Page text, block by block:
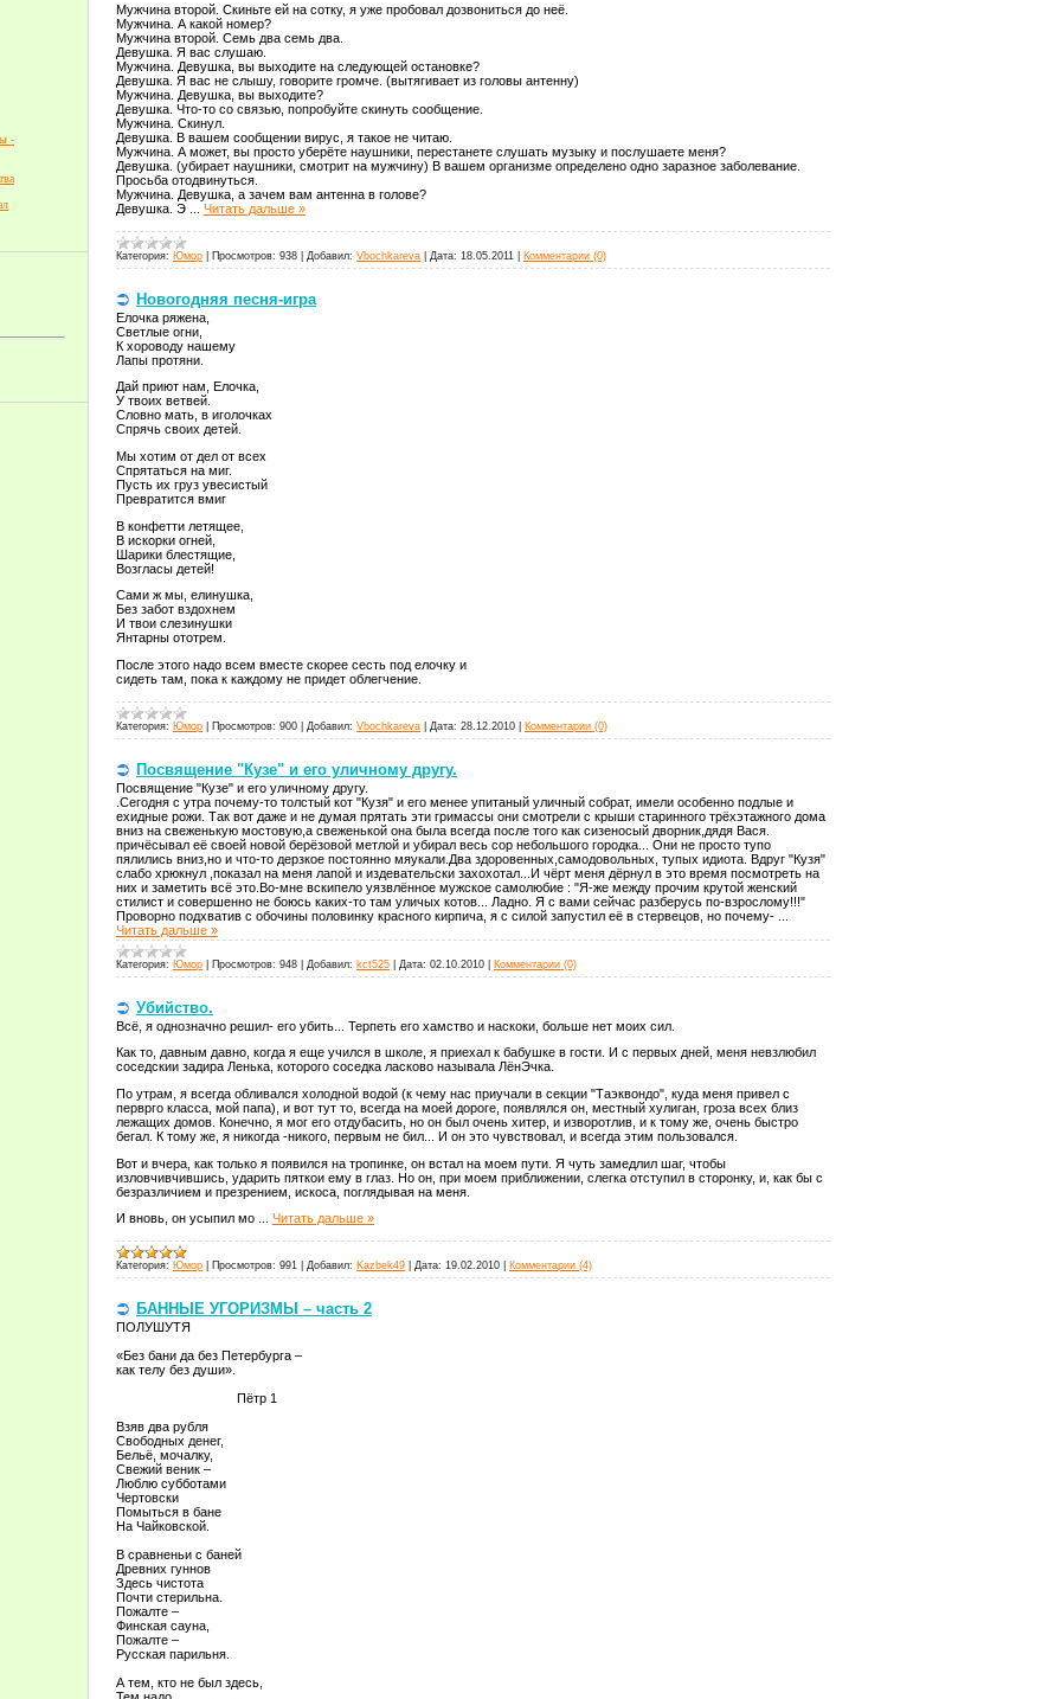
-
Мужчина второй. Скиньте ей на сотку, я уже пробовал дозвониться до неё.
Мужчина. А какой номер?
Мужчина второй. Семь два семь два.
Девушка. Я вас слушаю.
Мужчина. Девушка, вы выходите на следующей остановке?
Девушка. Я вас не слышу, говорите громче. (вытягивает из головы антенну)
Мужчина. Девушка, вы выходите?
Девушка. Что-то со связью, попробуйте скинуть сообщение.
Мужчина. Скинул.
Девушка. В вашем сообщении вирус, я такое не читаю.
Мужчина. А может, вы просто уберёте наушники, перестанете слушать музыку и послушаете меня?
Девушка. (убирает наушники, смотрит на мужчину) В вашем организме определено одно заразное заболевание.
Просьба отодвинуться.
Мужчина. Девушка, а зачем вам антенна в голове?
Девушка. Э
Читать дальше »
Категория: Юмор Просмотров: 938 Добавил: Vbochkareva Дата: 18.05.2011 Комментарии (0)
Новогодняя песня-игра
Елочка ряжена,
Светлые огни,
К хороводу нашему
Лапы протяни.
Дай приют нам, Елочка,
У твоих ветвей.
Словно мать, в иголочках
Спрячь своих детей.
Мы хотим от дел от всех
Спрятаться на миг.
Пусть их груз увесистый
Превратится вмиг
В конфетти летящее,
В искорки огней,
Шарики блестящие,
Возгласы детей!
Сами ж мы, елинушка,
Без забот вздохнем
И твои слезинушки
Янтарны ототрем.
После этого надо всем вместе скорее сесть под елочку и
сидеть там, пока к каждому не придет облегчение.
Категория: Юмор Просмотров: 900 Добавил: Vbochkareva Дата: 28.12.2010 Комментарии (0)
Посвящение "Кузе" и его уличному другу.
Посвящение "Кузе" и его уличному другу.
.Сегодня с утра почему-то толстый кот "Кузя" и его менее упитаный уличный собрат, имели особенно подлые и
ехидные рожи. Так вот даже и не думая прятать эти гримассы они смотрели с крыши старинного трёхэтажного дома
вниз на свеженькую мостовую,а свеженькой она была всегда после того как сизеносый дворник,дядя Вася.
причёсывал её своей новой берёзовой метлой и убирал весь сор небольшого городка... Они не просто тупо
пялились вниз,но и что-то дерзкое постоянно мяукали.Два здоровенных,самодовольных, тупых идиота. Вдруг "Кузя"
слабо хрюкнул ,показал на меня лапой и издевательски захохотал...И чёрт меня дёрнул в это время посмотреть на
них и заметить всё это.Во-мне вскипело уязвлённое мужское самолюбие : "Я-же между прочим крутой женский
стилист и совершенно не боюсь каких-то там уличых котов... Ладно. Я с вами сейчас разберусь по-взрослому!!!"
Проворно подхватив с обочины половинку красного кирпича, я с силой запустил её в стервецов, но почему-
Читать дальше »
Категория: Юмор Просмотров: 948 Добавил: kct525 Дата: 02.10.2010 Комментарии (0)
Убийство.
Всё, я однозначно решил- его убить... Терпеть его хамство и наскоки, больше нет моих сил.
Как то, давным давно, когда я еще учился в школе, я приехал к бабушке в гости. И с первых дней, меня невзлюбил
соседскии задира Ленька, которого соседка ласково называла ЛёнЭчка.
По утрам, я всегда обливался холодной водой (к чему нас приучали в секции "Таэквондо", куда меня привел с
перврго класса, мой папа), и вот тут то, всегда на моей дороге, появлялся он, местный хулиган, гроза всех близ
лежащих домов. Конечно, я мог его отдубасить, но он был очень хитер, и изворотлив, и к тому же, очень быстро
бегал. К тому же, я никогда -никого, первым не бил... И он это чувствовал, и всегда этим пользовался.
Вот и вчера, как только я появился на тропинке, он встал на моем пути. Я чуть замедлил шаг, чтобы
изловчивчившись, ударить пяткои ему в глаз. Но он, при моем приближении, слегка отступил в сторонку, и, как бы с
безразличием и презрением, искоса, поглядывая на меня.
И вновь, он усыпил мо
Читать дальше »
Категория: Юмор Просмотров: 991 Добавил: Kazbek49 Дата: 19.02.2010 Комментарии (4)
БАННЫЕ УГОРИЗМЫ – часть 2
ПОЛУШУТЯ
«Без бани да без Петербурга –
как телу без души».
Пётр 1
Взяв два рубля
Свободных денег,
Бельё, мочалку,
Свежий веник –
Люблю субботами
Чертовски
Помыться в бане
На Чайковской.
В сравненьи с баней
Древних гуннов
Здесь чистота
Почти стерильна.
Пожалте –
Финская сауна,
Пожалте –
Русская парильня.
А тем, кто не был здесь,